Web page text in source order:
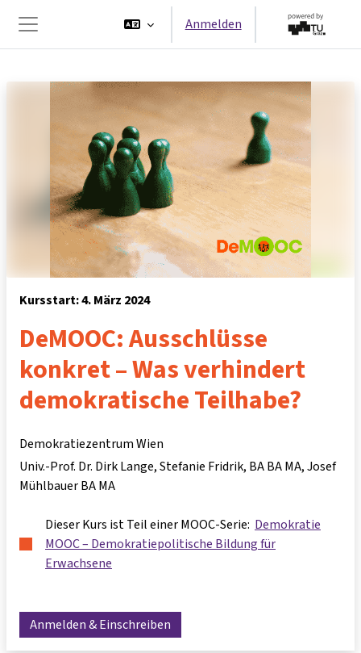
Website-Übersicht
Anmelden
Kursstart: 4. März 2024
DeMOOC: Ausschlüsse
konkret – Was verhindert
demokratische Teilhabe?
Demokratiezentrum Wien
Univ.-Prof. Dr. Dirk Lange Stefanie Fridrik, BA BA MA Josef
Mühlbauer BA MA
Dieser Kurs ist Teil einer MOOC-Serie: Demokratie
MOOC – Demokratiepolitische Bildung für
Erwachsene
Anmelden & Einschreiben